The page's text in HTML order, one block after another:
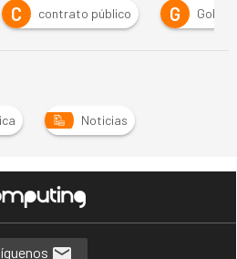
contrato público G Gobierno
Noticias